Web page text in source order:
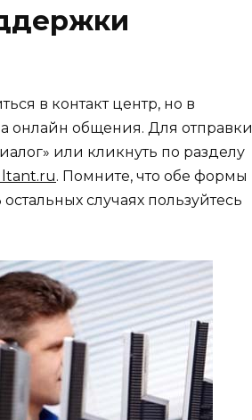
в контакт центр, но в
онлайн общения. Для отправки
или кликнуть по разделу
. Помните, что обе формы
случаях пользуйтесь